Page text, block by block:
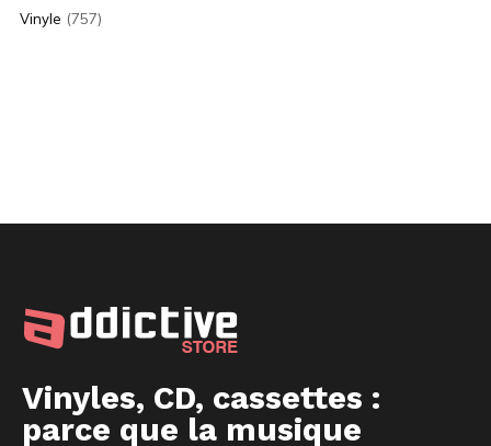
Vinyle (757)
Vinyles, CD, cassettes :
parce que la musique